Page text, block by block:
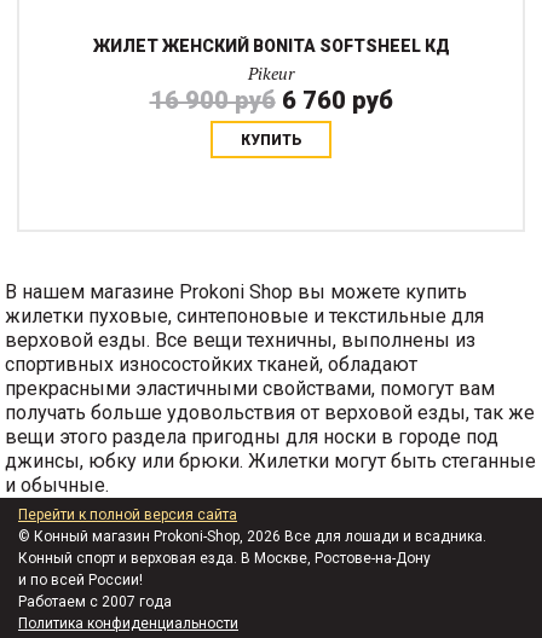
ЖИЛЕТ ЖЕНСКИЙ BONITA SOFTSHEEL КД
Pikeur
16 900 руб 6 760 руб
КУПИТЬ
В нашем магазине Prokoni Shop вы можете купить
жилетки пуховые, синтепоновые и текстильные для
верховой езды. Все вещи техничны, выполнены из
спортивных износостойких тканей, обладают
прекрасными эластичными свойствами, помогут вам
получать больше удовольствия от верховой езды, так же
вещи этого раздела пригодны для носки в городе под
джинсы, юбку или брюки. Жилетки могут быть стеганные
и обычные.
Перейти к полной версия сайта
© Конный магазин Prokoni-Shop, 2026 Все для лошади и всадника.
Конный спорт и верховая езда. В Москве, Ростове-на-Дону
и по всей России!
Работаем с 2007 года
Политика конфиденциальности